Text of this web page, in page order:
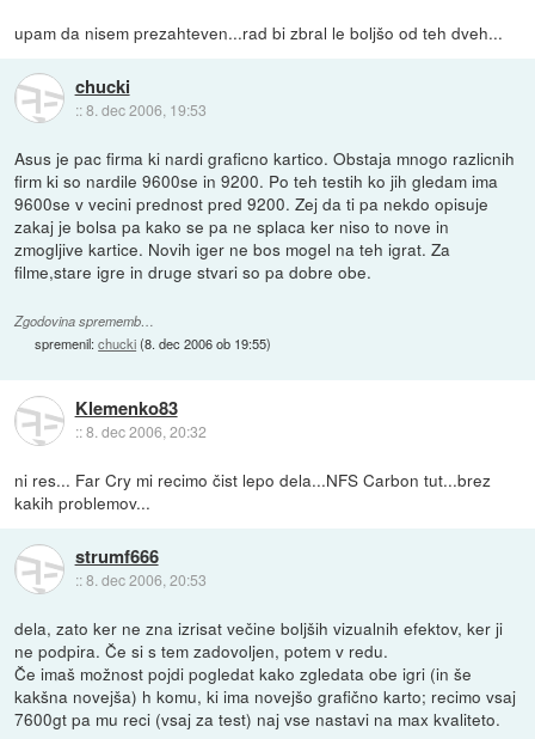
upam da nisem prezahteven...rad bi zbral le boljšo od teh dveh...
chucki
::8. dec 2006, 19:53
Asus je pac firma ki nardi graficno kartico. Obstaja mnogo razlicnih
firm ki so nardile 9600se in 9200. Po teh testih ko jih gledam ima
9600se v vecini prednost pred 9200. Zej da ti pa nekdo opisuje
zakaj je bolsa pa kako se pa ne splaca ker niso to nove in
zmogljive kartice. Novih iger ne bos mogel na teh igrat. Za
filme,stare igre in druge stvari so pa dobre obe.
Zgodovina sprememb…
spremenil:chucki(8. dec 2006 ob 19:55)
Klemenko83
::8. dec 2006, 20:32
ni res... Far Cry mi recimo čist lepo dela...NFS Carbon tut...brez
kakih problemov...
strumf666
::8. dec 2006, 20:53
dela, zato ker ne zna izrisat večine boljših vizualnih efektov, ker ji
ne podpira. Če si s tem zadovoljen, potem v redu.
Če imaš možnost pojdi pogledat kako zgledata obe igri (in še
kakšna novejša) h komu, ki ima novejšo grafično karto; recimo vsaj
7600gt pa mu reci (vsaj za test) naj vse nastavi na max kvaliteto.